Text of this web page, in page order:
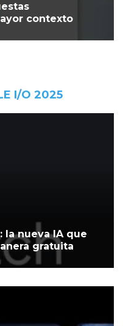
contexto
I/O 2025
la nueva IA que
gratuita